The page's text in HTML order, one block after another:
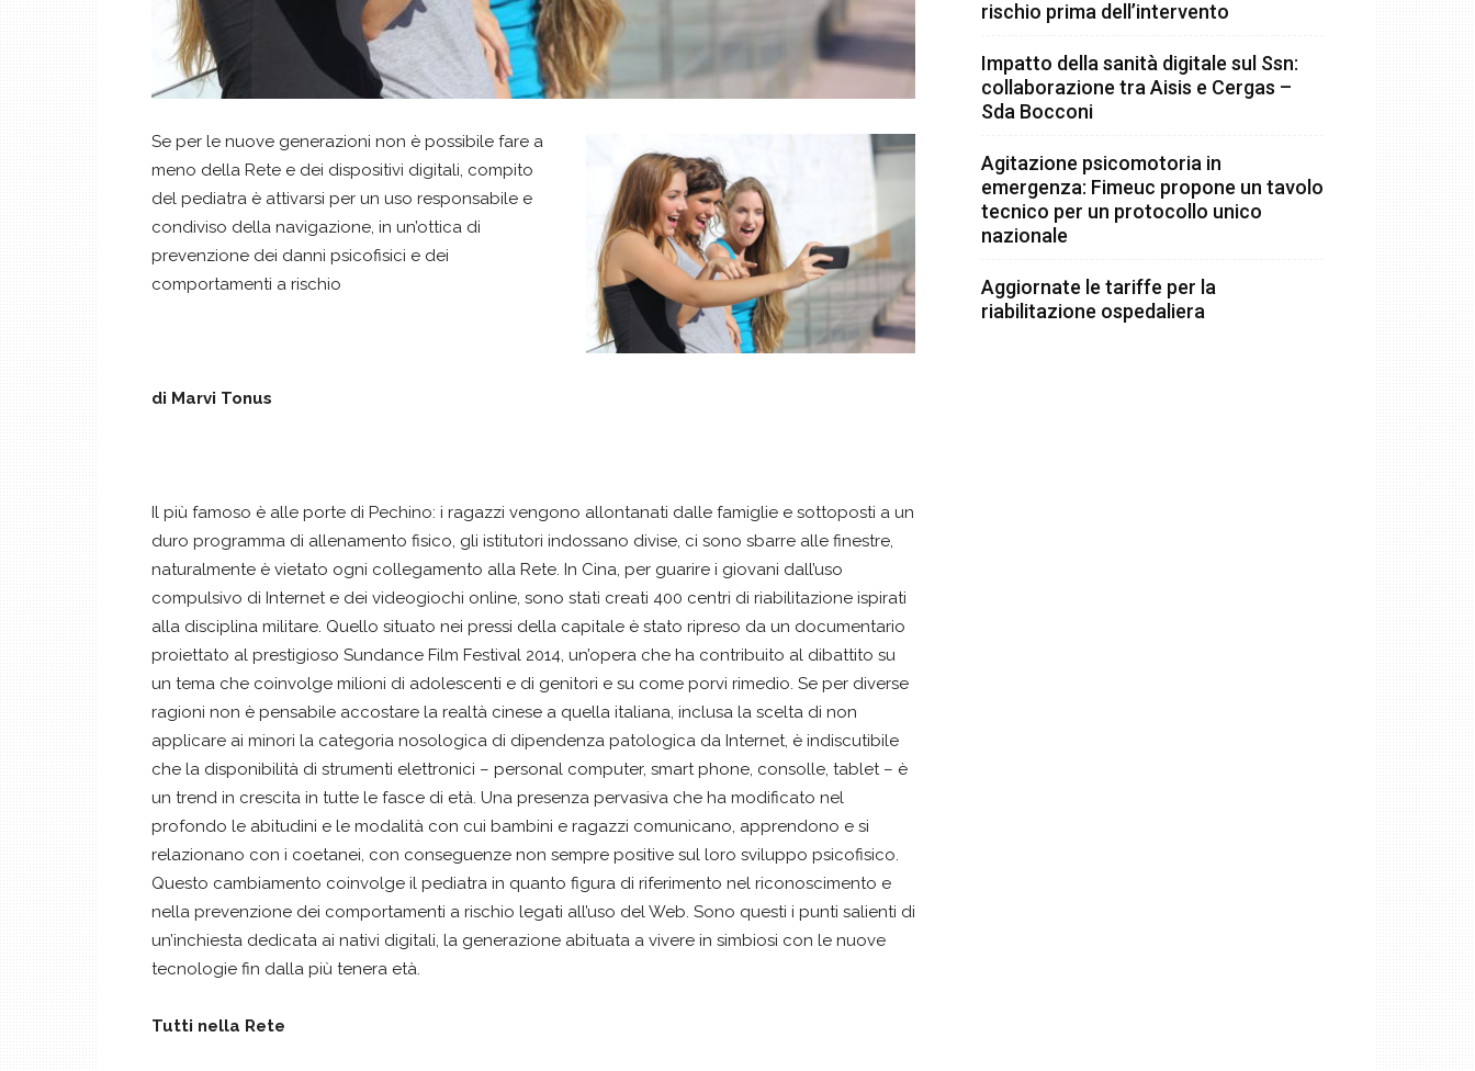
Se per le nuove generazioni non è possibile fare a
meno della Rete e dei dispositivi digitali, compito
del pediatra è attivarsi per un uso responsabile e
condiviso della navigazione, in un’ottica di
prevenzione dei danni psicofisici e dei
comportamenti a rischio
di Marvi Tonus
Il più famoso è alle porte di Pechino: i ragazzi vengono allontanati dalle famiglie e sottoposti a un
duro programma di allenamento fisico, gli istitutori indossano divise, ci sono sbarre alle finestre,
naturalmente è vietato ogni collegamento alla Rete. In Cina, per guarire i giovani dall’uso
compulsivo di Internet e dei videogiochi online, sono stati creati 400 centri di riabilitazione ispirati
alla disciplina militare. Quello situato nei pressi della capitale è stato ripreso da un documentario
proiettato al prestigioso Sundance Film Festival 2014, un’opera che ha contribuito al dibattito su
un tema che coinvolge milioni di adolescenti e di genitori e su come porvi rimedio. Se per diverse
ragioni non è pensabile accostare la realtà cinese a quella italiana, inclusa la scelta di non
applicare ai minori la categoria nosologica di dipendenza patologica da Internet, è indiscutibile
che la disponibilità di strumenti elettronici – personal computer, smart phone, consolle, tablet – è
un trend in crescita in tutte le fasce di età. Una presenza pervasiva che ha modificato nel
profondo le abitudini e le modalità con cui bambini e ragazzi comunicano, apprendono e si
relazionano con i coetanei, con conseguenze non sempre positive sul loro sviluppo psicofisico.
Questo cambiamento coinvolge il pediatra in quanto figura di riferimento nel riconoscimento e
nella prevenzione dei comportamenti a rischio legati all’uso del Web. Sono questi i punti salienti di
un’inchiesta dedicata ai nativi digitali, la generazione abituata a vivere in simbiosi con le nuove
tecnologie fin dalla più tenera età.
Tutti nella Rete
rischio prima dell’intervento
Impatto della sanità digitale sul Ssn:
collaborazione tra Aisis e Cergas –
Sda Bocconi
Agitazione psicomotoria in
emergenza: Fimeuc propone un tavolo
tecnico per un protocollo unico
nazionale
Aggiornate le tariffe per la
riabilitazione ospedaliera